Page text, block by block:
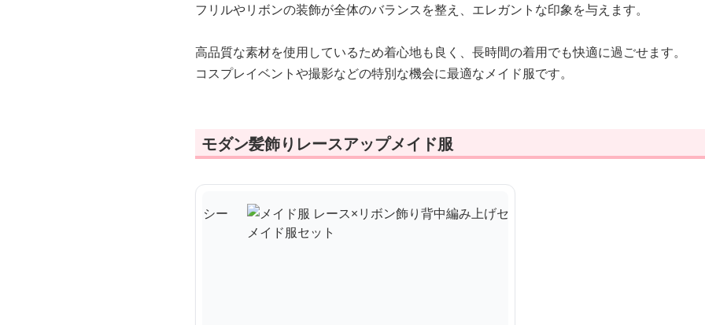
フリルやリボンの装飾が全体のバランスを整え、エレガントな印象を与えます。
高品質な素材を使用しているため着心地も良く、長時間の着用でも快適に過ごせます。
コスプレイベントや撮影などの特別な機会に最適なメイド服です。
モダン髪飾りレースアップメイド服